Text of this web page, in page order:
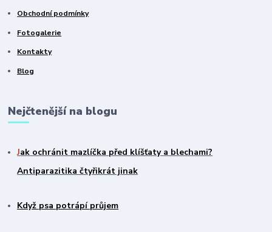
Obchodní podmínky
Fotogalerie
Kontakty
Blog
Nejčtenější na blogu
Jak ochránit mazlíčka před klíšťaty a blechami?
Antiparazitika čtyřikrát jinak
Když psa potrápí průjem